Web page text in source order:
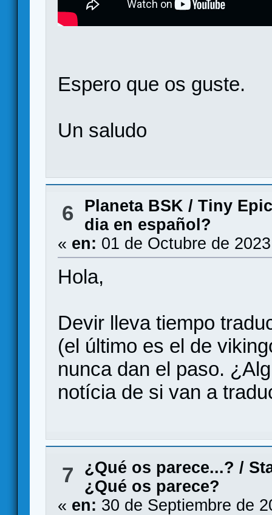
Espero que os guste.
Un saludo
6 Planeta BSK / Tiny
dia en español?
« en: 01 de Octubre de
Hola,
Devir lleva tiempo
(el último es el de
nunca dan el paso.
notícia de si van a
7 ¿Qué os parece...? /
¿Qué os parece?
« en: 30 de Septiembre de